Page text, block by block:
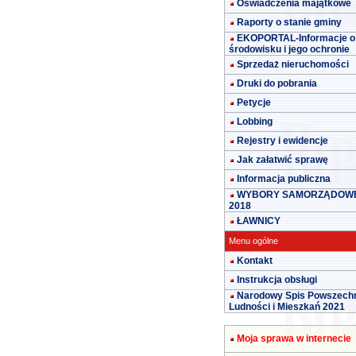
Oświadczenia majątkowe
Raporty o stanie gminy
EKOPORTAL-Informacje o
środowisku i jego ochronie
Sprzedaż nieruchomości
Druki do pobrania
Petycje
Lobbing
Rejestry i ewidencje
Jak załatwić sprawę
Informacja publiczna
WYBORY
2018
ŁAWNICY
Menu ogólne
Kontakt
Instrukcja obsługi
Narodowy Spis
Ludności i Mieszkań 2021
Moja sprawa w internecie